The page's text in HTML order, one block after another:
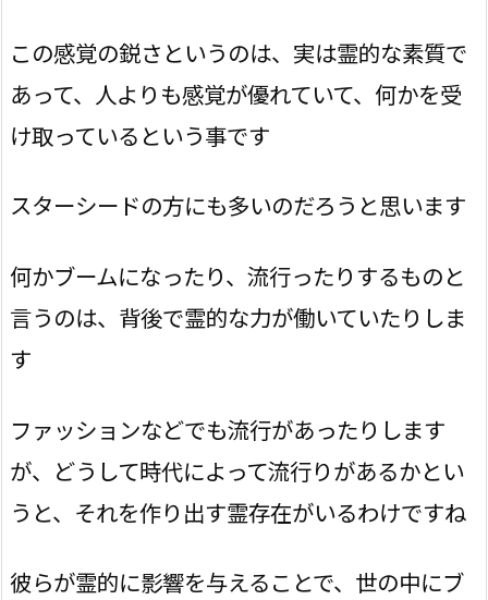
この感覚の鋭さというのは、実は霊的な素質で
あって、人よりも感覚が優れていて、何かを受
け取っているという事です
スターシードの方にも多いのだろうと思います
何かブームになったり、流行ったりするものと
言うのは、背後で霊的な力が働いていたりしま
す
ファッションなどでも流行があったりします
が、どうして時代によって流行りがあるかとい
うと、それを作り出す霊存在がいるわけですね
彼らが霊的に影響を与えることで、世の中にブ